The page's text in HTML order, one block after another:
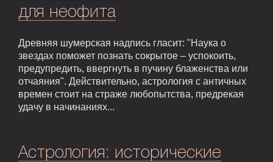
для неофита
Древняя шумерская надпись гласит: "Наука о
звездах поможет познать сокрытое – успокоить,
предупредить, ввергнуть в пучину блаженства или
отчаяния". Действительно, астрология с античных
времен стоит на страже любопытства, предрекая
удачу в начинаниях...
Астрология: исторические